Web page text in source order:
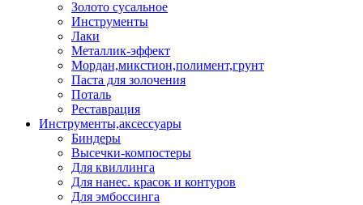
Золото сусальное
Инструменты
Лаки
Металлик-эффект
Мордан,микстион,полимент,грунт
Паста для золочения
Поталь
Реставрация
Инструменты,аксессуары
Биндеры
Высечки-компостеры
Для квиллинга
Для нанес. красок и контуров
Для эмбоссинга